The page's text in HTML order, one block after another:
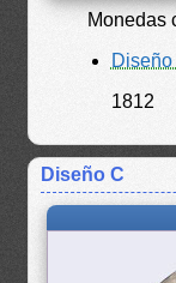
Monedas
Diseño
1812
Diseño C